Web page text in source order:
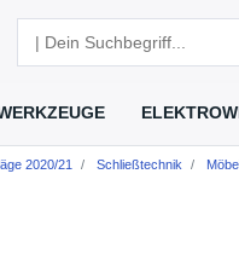
2020/21 Schließtechnik